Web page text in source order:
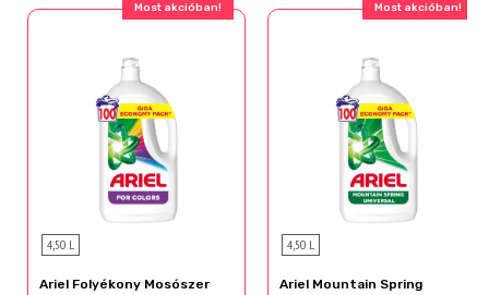
Most akcióban!
4,50 L
Ariel Folyékony Mosószer
Most akcióban!
4,50 L
Ariel Mountain Spring